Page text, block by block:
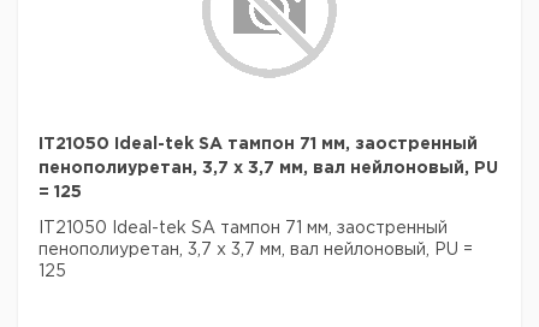
IT21050 Ideal-tek SA тампон 71 мм, заостренный
пенополиуретан, 3,7 х 3,7 мм, вал нейлоновый, PU
= 125
IT21050 Ideal-tek SA тампон 71 мм, заостренный
пенополиуретан, 3,7 х 3,7 мм, вал нейлоновый, PU =
125